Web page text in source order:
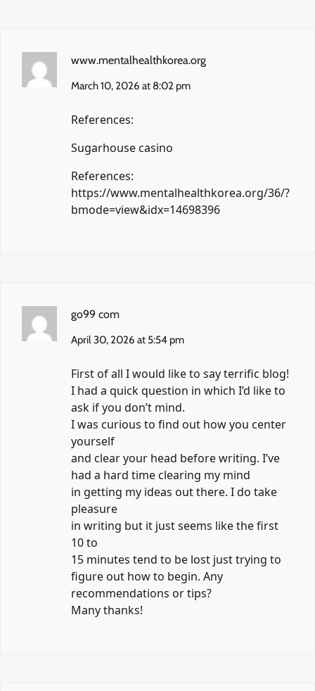
www.mentalhealthkorea.org
March 10, 2026 at 8:02 pm
References:
Sugarhouse casino
References:
https://www.mentalhealthkorea.org/36/?
bmode=view&idx=14698396
go99 com
April 30, 2026 at 5:54 pm
First of all I would like to say terrific blog!
I had a quick question in which I’d like to
ask if you don’t mind.
I was curious to find out how you center
yourself
and clear your head before writing. I’ve
had a hard time clearing my mind
in getting my ideas out there. I do take
pleasure
in writing but it just seems like the first
10 to
15 minutes tend to be lost just trying to
figure out how to begin. Any
recommendations or tips?
Many thanks!